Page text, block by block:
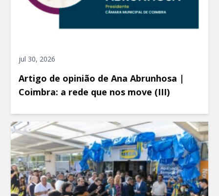
jul 30, 2026
Artigo de opinião de Ana Abrunhosa |
Coimbra: a rede que nos move (III)